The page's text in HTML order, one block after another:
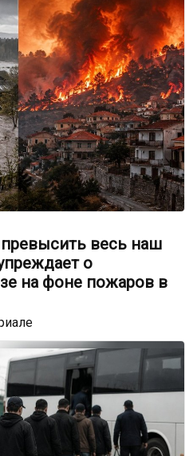
весь наш
о
на фоне пожаров в